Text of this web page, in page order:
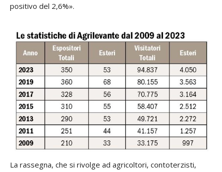
positivo del 2,6%».
La rassegna, che si rivolge ad agricoltori, contoterzisti,